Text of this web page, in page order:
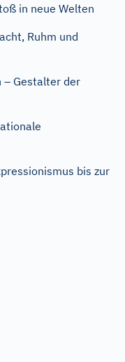
in neue Welten
Ruhm und
– Gestalter der
bis zur